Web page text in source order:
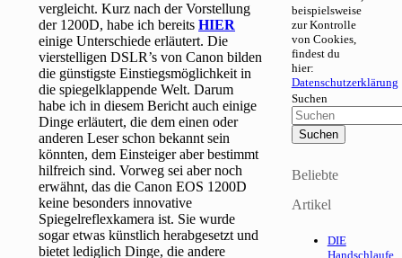
vergleicht. Kurz nach der Vorstellung
der 1200D, habe ich bereitsHIER
einige Unterschiede erläutert. Die
vierstelligen DSLR’s von Canon bilden
die günstigste Einstiegsmöglichkeit in
die spiegelklappende Welt. Darum
habe ich in diesem Bericht auch einige
Dinge erläutert, die dem einen oder
anderen Leser schon bekannt sein
könnten, dem Einsteiger aber bestimmt
hilfreich sind. Vorweg sei aber noch
erwähnt, das die Canon EOS 1200D
keine besonders innovative
Spiegelreflexkamera ist. Sie wurde
sogar etwas künstlich herabgesetzt und
bietet lediglich Dinge, die andere
beispielsweise
zur Kontrolle
von Cookies,
findest du
hier:
Datenschutzerklärung
Suchen
Beliebte
Artikel
DIE
Handschlaufe